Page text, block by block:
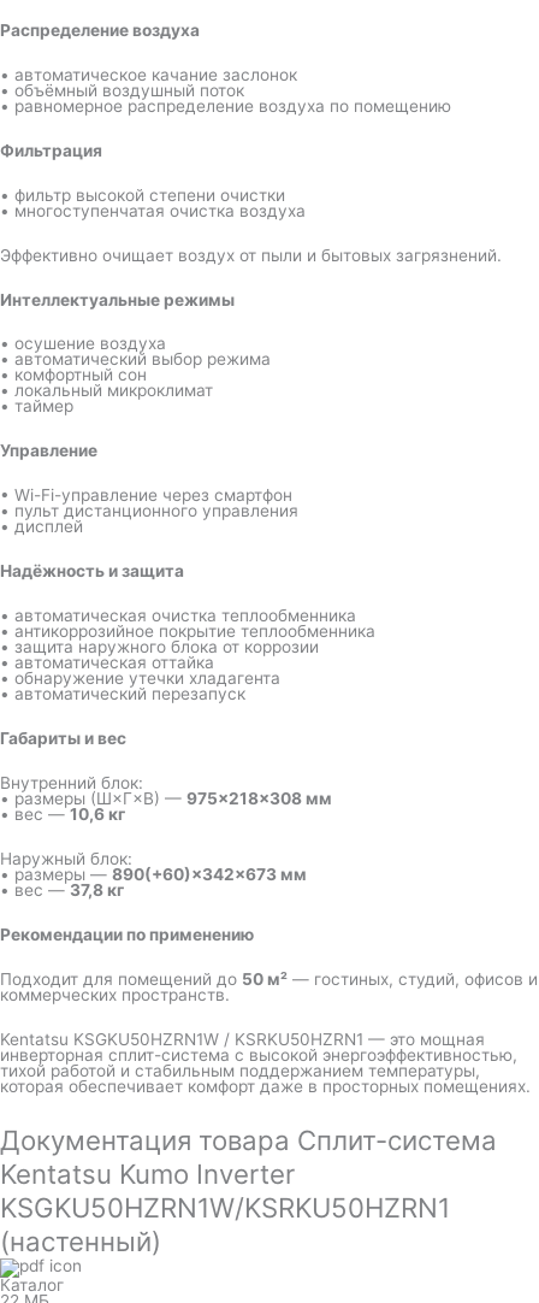
Распределение воздуха
• автоматическое качание заслонок
• объёмный воздушный поток
• равномерное распределение воздуха по помещению
Фильтрация
• фильтр высокой степени очистки
• многоступенчатая очистка воздуха
Эффективно очищает воздух от пыли и бытовых загрязнений.
Интеллектуальные режимы
• осушение воздуха
• автоматический выбор режима
• комфортный сон
• локальный микроклимат
• таймер
Управление
• Wi-Fi-управление через смартфон
• пульт дистанционного управления
• дисплей
Надёжность и защита
• автоматическая очистка теплообменника
• антикоррозийное покрытие теплообменника
• защита наружного блока от коррозии
• автоматическая оттайка
• обнаружение утечки хладагента
• автоматический перезапуск
Габариты и вес
Внутренний блок:
• размеры (Ш×Г×В) — 975×218×308 мм
• вес —10,6 кг
Наружный блок:
• размеры — 890(+60)×342×673 мм
• вес — 37,8 кг
Рекомендации по применению
Подходит для помещений до 50 м² — гостиных, студий, офисов и
коммерческих пространств.
Kentatsu KSGKU50HZRN1W / KSRKU50HZRN1 — это мощная
инверторная сплит-система с высокой энергоэффективностью,
тихой работой и стабильным поддержанием температуры,
которая обеспечивает комфорт даже в просторных помещениях.
Документация товара Сплит-система
Kentatsu Kumo Inverter
KSGKU50HZRN1W/KSRKU50HZRN1
(настенный)
Каталог